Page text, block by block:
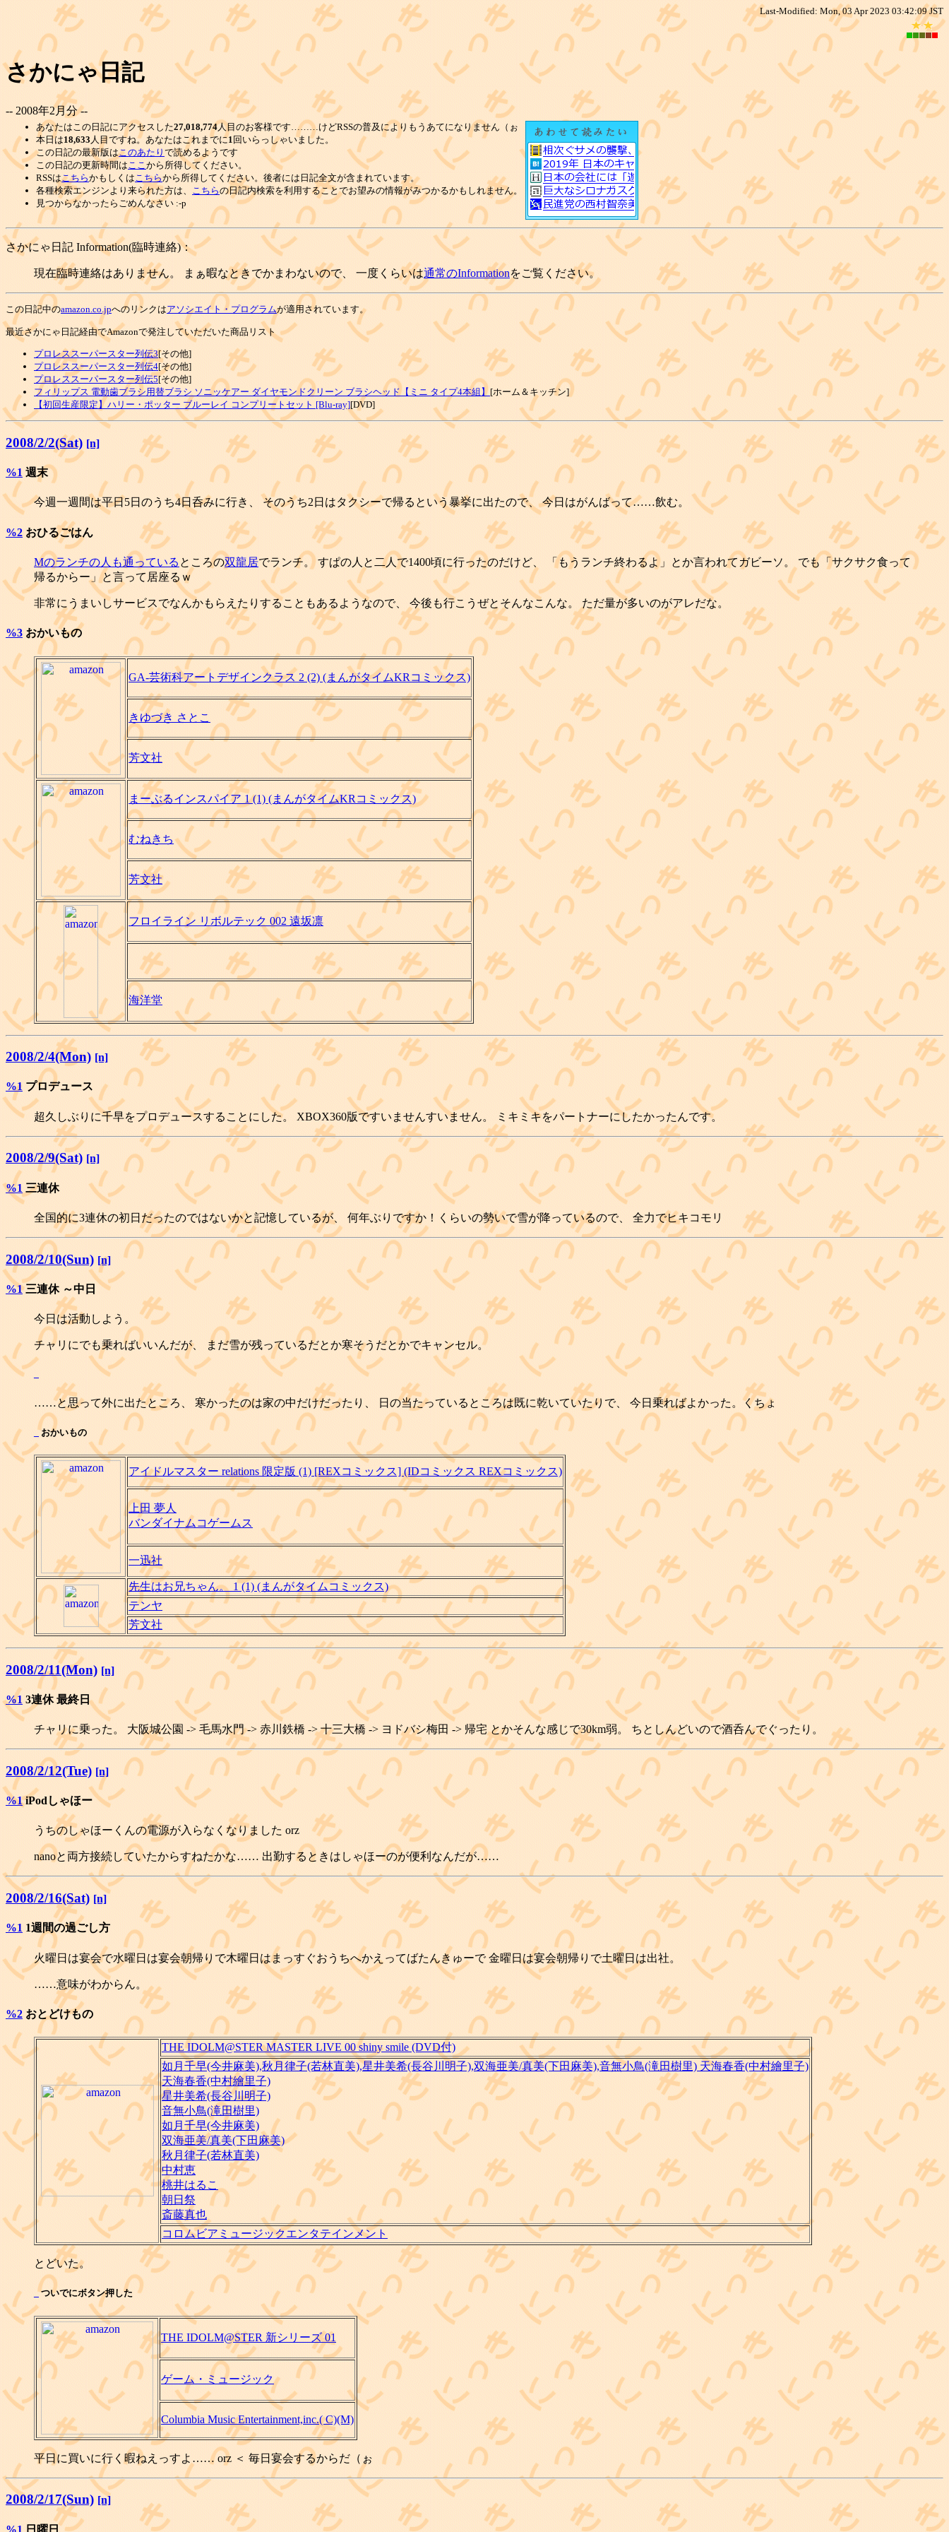
Last-Modified: Mon, 03 Apr 2023 03:42:09 JST
さかにゃ日記
-- 2008年2月分 --
あなたはこの日記にアクセスした27,018,774人目のお客様です………けどRSSの普及によりもうあてになりません（ぉ
本日は18,633 人目ですね。あなたはこれまでに1 回いらっしゃいました。
この日記の最新版はこのあたり で読めるようです
この日記の更新時間はここ から所得してください。
RSSはこちらかもしくは こちらから所得してください。後者には日記全文が含まれています。
各種検索エンジンより来られた方は、 こちらの日記内検索を利用することでお望みの情報がみつかるかもしれません。
見つからなかったらごめんなさい :-p
さかにゃ日記 Information(臨時連絡)：
現在臨時連絡はありません。 まぁ暇なときでかまわないので、 一度くらいは通常のInformationをご覧ください。
この日記中のamazon.co.jpへのリンクはアソシエイト・プログラムが適用されています。
最近さかにゃ日記経由でAmazonで発注していただいた商品リスト
プロレススーパースター列伝3[その他]
プロレススーパースター列伝4[その他]
プロレススーパースター列伝5[その他]
フィリップス 電動歯ブラシ用替ブラシ ソニッケアー ダイヤモンドクリーン ブラシヘッド【ミニ タイプ4本組】 [ホーム＆キッチン]
【初回生産限定】ハリー・ポッター ブルーレイ コンプリートセット [Blu-ray][DVD]
2008/2/2(Sat) [n]
%1 週末
今週一週間は平日5日のうち4日呑みに行き、 そのうち2日はタクシーで帰るという暴挙に出たので、 今日はがんばって……飲む。
%2 おひるごはん
Mのランチの人も通っている ところの双龍居でランチ。 すぱの人と二人で1400頃に行ったのだけど、 「もうランチ終わるよ」とか言われてガビーソ。 でも「サクサク食って
帰るからー」と言って居座るｗ
非常にうまいしサービスでなんかもらえたりすることもあるようなので、 今後も行こうぜとそんなこんな。 ただ量が多いのがアレだな。
%3 おかいもの
GA-芸術科アートデザインクラス 2 (2) (まんがタイムKRコミックス)
きゆづき さとこ
芳文社
まーぶるインスパイア 1 (1) (まんがタイムKRコミックス)
むねきち
芳文社
フロイライン リボルテック 002 遠坂凛
海洋堂
2008/2/4(Mon) [n]
%1 プロデュース
超久しぶりに千早をプロデュースすることにした。 XBOX360版ですいませんすいません。 ミキミキをパートナーにしたかったんです。
2008/2/9(Sat) [n]
%1 三連休
全国的に3連休の初日だったのではないかと記憶しているが、 何年ぶりですか！くらいの勢いで雪が降っているので、 全力でヒキコモリ
2008/2/10(Sun) [n]
%1三連休 ～中日
今日は活動しよう。
チャリにでも乗ればいいんだが、 まだ雪が残っているだとか寒そうだとかでキャンセル。
……と思って外に出たところ、 寒かったのは家の中だけだったり、 日の当たっているところは既に乾いていたりで、 今日乗ればよかった。くちょ
_おかいもの
アイドルマスター relations 限定版 (1) [REXコミックス] (IDコミックス REXコミックス)
上田 夢人
バンダイナムコゲームス
一迅社
先生はお兄ちゃん。 1 (1) (まんがタイムコミックス)
テンヤ
芳文社
2008/2/11(Mon) [n]
%1 3連休 最終日
チャリに乗った。 大阪城公園 -> 毛馬水門 -> 赤川鉄橋 -> 十三大橋 -> ヨドバシ梅田 -> 帰宅 とかそんな感じで30km弱。 ちとしんどいので酒呑んでぐったり。
2008/2/12(Tue) [n]
%1iPodしゃほー
うちのしゃほーくんの電源が入らなくなりました orz
nanoと両方接続していたからすねたかな…… 出勤するときはしゃほーのが便利なんだが……
2008/2/16(Sat) [n]
%1 1週間の過ごし方
火曜日は宴会で水曜日は宴会朝帰りで木曜日はまっすぐおうちへかえってばたんきゅーで 金曜日は宴会朝帰りで土曜日は出社。
……意味がわからん。
%2 おとどけもの
THE IDOLM@STER MASTER LIVE 00 shiny smile (DVD付)
如月千早(今井麻美),秋月律子(若林直美),星井美希(長谷川明子),双海亜美/真美(下田麻美),音無小鳥(滝田樹里) 天海春香(中村繪里子)
天海春香(中村繪里子)
星井美希(長谷川明子)
音無小鳥(滝田樹里)
如月千早(今井麻美)
双海亜美/真美(下田麻美)
秋月律子(若林直美)
中村恵
桃井はるこ
朝日祭
斎藤真也
コロムビアミュージックエンタテインメント
とどいた。
_ついでにボタン押した
THE IDOLM@STER 新シリーズ 01
ゲーム・ミュージック
Columbia Music Entertainment,inc.( C)(M)
平日に買いに行く暇ねえっすよ…… orz ＜ 毎日宴会するからだ（ぉ
2008/2/17(Sun) [n]
%1 日曜日